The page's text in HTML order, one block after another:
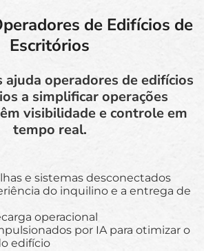
de Edifícios de
Escritórios
ajuda operadores de edifícios
a simplificar operações
visibilidade e controle em
tempo real.
e sistemas desconectados
do inquilino e a entrega de
operacional
por IA para otimizar o
edifício